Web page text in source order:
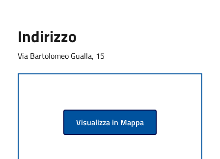
Indirizzo
Via Bartolomeo Gualla, 15
Visualizza in Mappa